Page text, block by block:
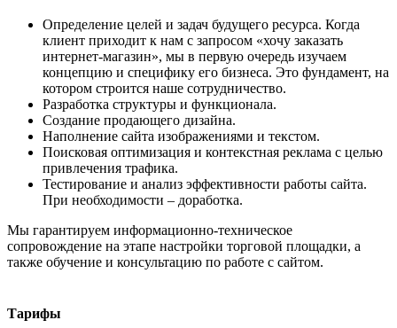
Определение целей и задач будущего ресурса. Когда
клиент приходит к нам с запросом «хочу заказать
интернет-магазин», мы в первую очередь изучаем
концепцию и специфику его бизнеса. Это фундамент, на
котором строится наше сотрудничество.
Разработка структуры и функционала.
Создание продающего дизайна.
Наполнение сайта изображениями и текстом.
Поисковая оптимизация и контекстная реклама с целью
привлечения трафика.
Тестирование и анализ эффективности работы сайта.
При необходимости – доработка.
Мы гарантируем информационно-техническое
сопровождение на этапе настройки торговой площадки, а
также обучение и консультацию по работе с сайтом.
Тарифы